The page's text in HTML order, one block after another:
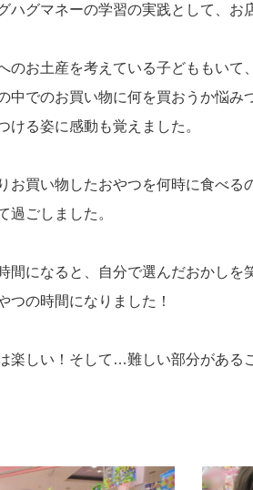
ハグマネーの学習の実践として、お
のお土産を考えている子どももい
中でのお買い物に何を買おうか悩
ける姿に感動も覚えました。
お買い物したおやつを何時に食べ
過ごしました。
間になると、自分で選んだおかし
つの時間になりました！
楽しい！そして…難しい部分がある